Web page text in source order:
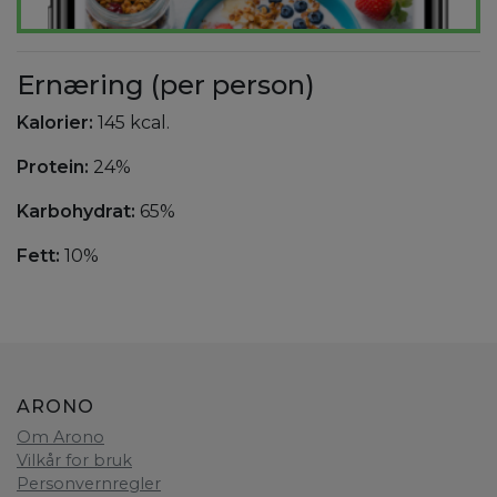
Ernæring (per person)
Kalorier: 145 kcal.
Protein: 24%
Karbohydrat: 65%
Fett: 10%
ARONO
Om Arono
Vilkår for bruk
Personvernregler